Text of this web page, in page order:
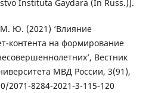
Instituta Gaydara (In Russ.)].
Ю. (2021) ‘Влияние
контента на формирование
Вестник
МВД России, 3(91),
2071-8284-2021-3-115-120